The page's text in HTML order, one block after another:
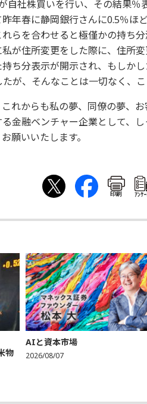
自社株買いを行い、その結果
年春に静岡銀行さんに0.5％ほ
らを合わせると極僅かの持ち
が住所変更をした際に、住所
ち分表示が開示され、もしか
が、そんなことは一切なく、こ
れからも私の夢、同僚の夢、
金融ベンチャー企業として、
願いいたします。
印刷 ｱﾝｹ
物
AIと資本市場
2026/08/07